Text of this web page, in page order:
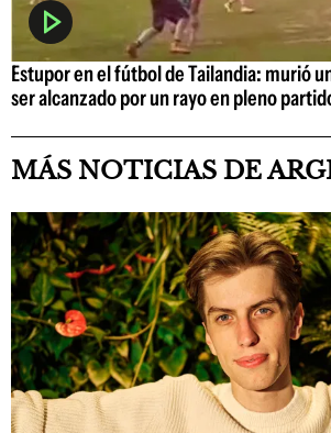
Estupor en el fútbol de Tailandia: murió
ser alcanzado por un rayo en pleno
MÁS NOTICIAS DE